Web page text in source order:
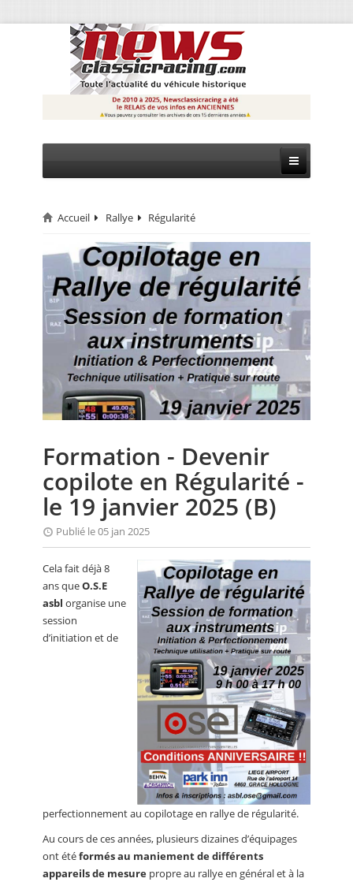
CIRCUIT
RALLYE
MONTAGNE
EVÈNEMENTS
CALENDRIER
FOCUS
ANNUAIRES
PETITES ANNONCES
Accueil Rallye Régularité
Formation - Devenir
copilote en Régularité -
le 19 janvier 2025 (B)
Publié le 05 jan 2025
Cela fait déjà 8
ans queO.S.E
asbl organise une
session
d’initiation et de
perfectionnement au copilotage en rallye de régularité.
Au cours de ces années, plusieurs dizaines d’équipages
ont étéformés au maniement de différents
appareils de mesure propre au rallye en général et à la